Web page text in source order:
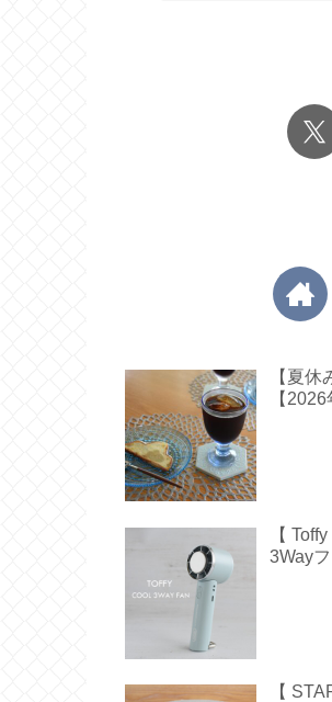
【夏
【2026
【
3Wayフ
【